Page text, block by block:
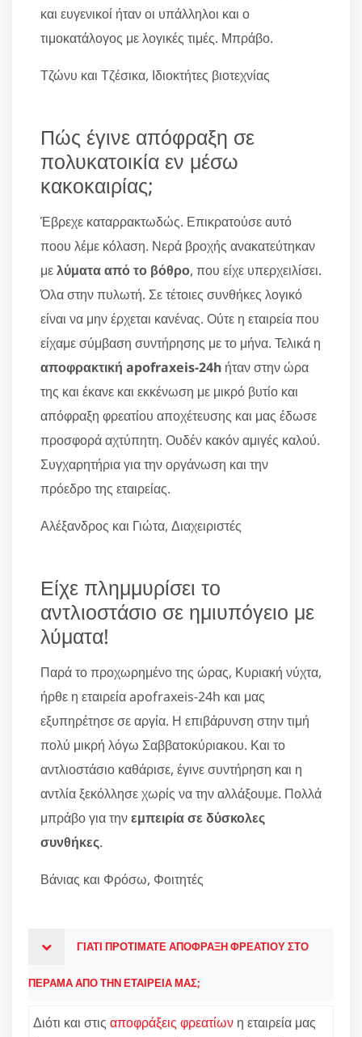
και ευγενικοί ήταν οι υπάλληλοι και ο
τιμοκατάλογος με λογικές τιμές. Μπράβο.
Τζώνυ και Τζέσικα, Ιδιοκτήτες βιοτεχνίας
Πώς έγινε απόφραξη σε
πολυκατοικία εν μέσω
κακοκαιρίας;
Έβρεχε καταρρακτωδώς. Επικρατούσε αυτό
ποου λέμε κόλαση. Νερά βροχής ανακατεύτηκαν
μελύματα από το βόθρο, που είχε υπερχειλίσει.
Όλα στην πυλωτή. Σε τέτοιες συνθήκες λογικό
είναι να μην έρχεται κανένας. Ούτε η εταιρεία που
είχαμε σύμβαση συντήρησης με το μήνα. Τελικά η
αποφρακτική apofraxeis-24h ήταν στην ώρα
της και έκανε και εκκένωση με μικρό βυτίο και
απόφραξη φρεατίου αποχέτευσης και μας έδωσε
προσφορά αχτύπητη. Ουδέν κακόν αμιγές καλού.
Συγχαρητήρια για την οργάνωση και την
πρόεδρο της εταιρείας.
Αλέξανδρος και Γιώτα, Διαχειριστές
Είχε πλημμυρίσει το
αντλιοστάσιο σε ημιυπόγειο με
λύματα!
Παρά το προχωρημένο της ώρας, Κυριακή νύχτα,
ήρθε η εταιρεία apofraxeis-24h και μας
εξυπηρέτησε σε αργία. Η επιβάρυνση στην τιμή
πολύ μικρή λόγω Σαββατοκύριακου. Και το
αντλιοστάσιο καθάρισε, έγινε συντήρηση και η
αντλία ξεκόλλησε χωρίς να την αλλάξουμε. Πολλά
μπράβο για τηνεμπειρία σε δύσκολες
συνθήκες.
Βάνιας και Φρόσω, Φοιτητές
ΓΙΑΤΙ ΠΡΟΤΙΜΑΤΕ ΑΠΟΦΡΑΞΗ ΦΡΕΑΤΙΟΥ ΣΤΟ
ΠΕΡΑΜΑ ΑΠΟ ΤΗΝ ΕΤΑΙΡΕΙΑ ΜΑΣ;
Διότι και στις αποφράξεις φρεατίων η εταιρεία μας